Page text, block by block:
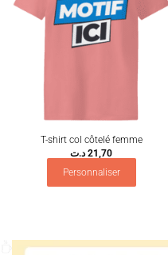
T-shirt col côtelé femme
21,70 د.ت
Personnaliser